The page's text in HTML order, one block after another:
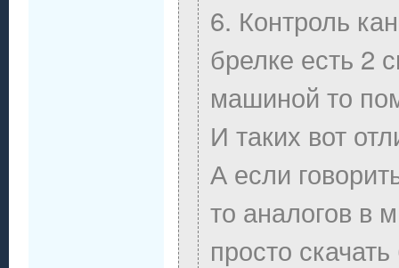
6. Контроль
брелке есть 2
машиной то
И таких вот
А если
то аналогов в
просто